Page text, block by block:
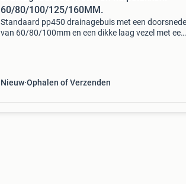
60/80/100/125/160MM.
Standaard pp450 drainagebuis met een doorsnede
van 60/80/100mm en een dikke laag vezel met een
Nieuw Ophalen of Verzenden